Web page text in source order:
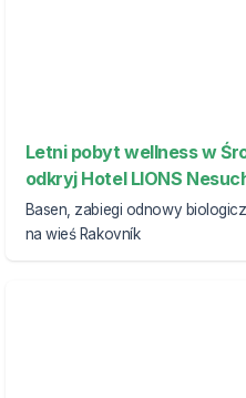
Letni pobyt wellness w
odkryj Hotel LIONS
Basen, zabiegi odnowy
na wieś Rakovník